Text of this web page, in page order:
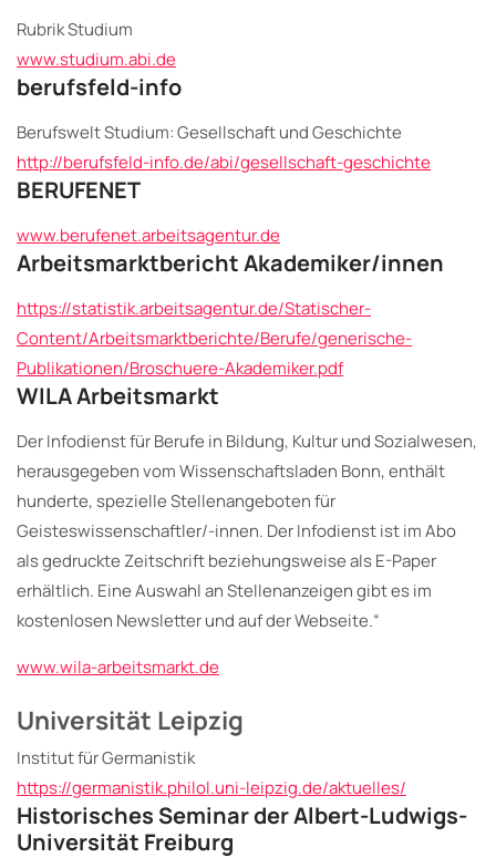
Rubrik Studium
www.studium.abi.de
berufsfeld-info
Berufswelt Studium: Gesellschaft und Geschichte
http://berufsfeld-info.de/abi/gesellschaft-geschichte
BERUFENET
www.berufenet.arbeitsagentur.de
Arbeitsmarktbericht Akademiker/innen
https://statistik.arbeitsagentur.de/Statischer-
Content/Arbeitsmarktberichte/Berufe/generische-
Publikationen/Broschuere-Akademiker.pdf
WILA Arbeitsmarkt
Der Infodienst für Berufe in Bildung, Kultur und Sozialwesen,
herausgegeben vom Wissenschaftsladen Bonn, enthält
hunderte, spezielle Stellenangeboten für
Geisteswissenschaftler/-innen. Der Infodienst ist im Abo
als gedruckte Zeitschrift beziehungsweise als E-Paper
erhältlich. Eine Auswahl an Stellenanzeigen gibt es im
kostenlosen Newsletter und auf der Webseite.“
www.wila-arbeitsmarkt.de
Universität Leipzig
Institut für Germanistik
https://germanistik.philol.uni-leipzig.de/aktuelles/
Historisches Seminar der Albert-Ludwigs-
Universität Freiburg